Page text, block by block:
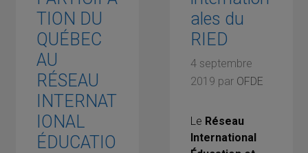
TION DU
QUÉBEC
AU
RÉSEAU
INTERNAT
IONAL
ÉDUCATIO
ales du
RIED
4 septembre
2019 par OFDE
Le Réseau
International